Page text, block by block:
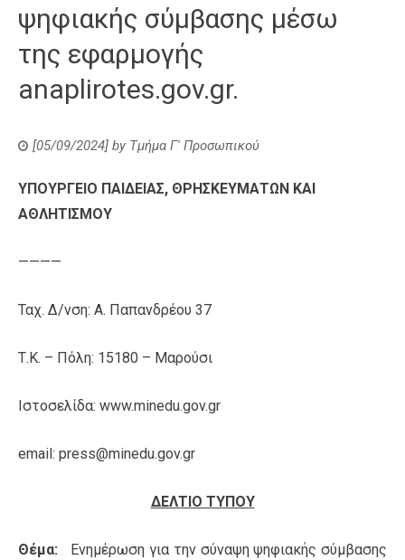
ψηφιακής σύμβασης μέσω
της εφαρμογής
anaplirotes.gov.gr.
[05/09/2024] by Τμήμα Γ' Προσωπικού
ΥΠΟΥΡΓΕΙΟ ΠΑΙΔΕΙΑΣ, ΘΡΗΣΚΕΥΜΑΤΩΝ ΚΑΙ
ΑΘΛΗΤΙΣΜΟΥ
————
Ταχ. Δ/νση: Α. Παπανδρέου 37
Τ.Κ. – Πόλη: 15180 – Μαρούσι
Ιστοσελίδα: www.minedu.gov.gr
email: press@minedu.gov.gr
ΔΕΛΤΙΟ ΤΥΠΟΥ
Θέμα: Ενημέρωση για την σύναψη ψηφιακής σύμβασης